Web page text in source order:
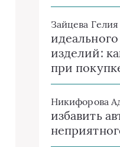
Зайцева Гелия
изделий:
при
Никифорова
избавить